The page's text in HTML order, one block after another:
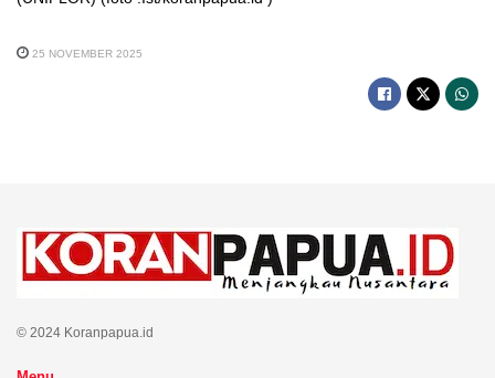
25 NOVEMBER 2025
© 2024 Koranpapua.id